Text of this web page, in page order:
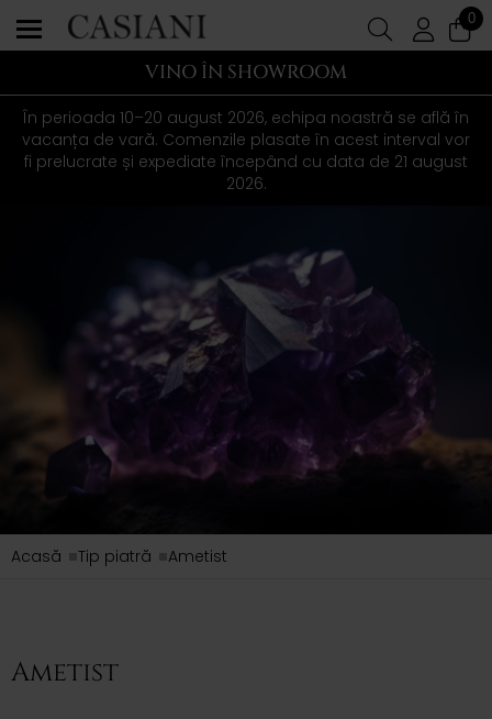
0
VINO ÎN SHOWROOM
În perioada 10–20 august 2026, echipa noastră se află în
vacanța de vară. Comenzile plasate în acest interval vor
fi prelucrate și expediate începând cu data de 21 august
2026.
Acasă Tip piatră Ametist
Ametist